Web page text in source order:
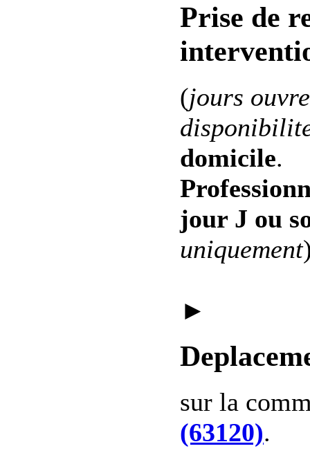
Prise de
(jours
domicile.
jour J ou
uniquement
►
sur la
(63120).